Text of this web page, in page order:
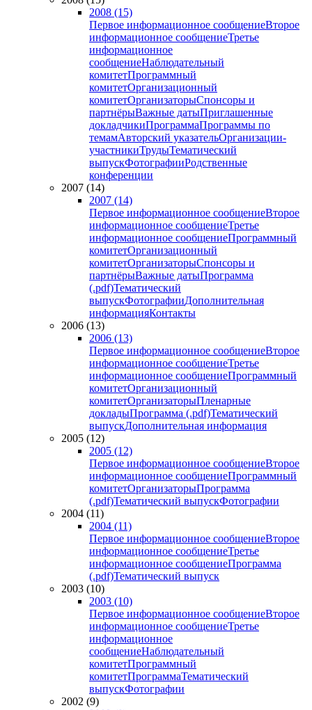
2008 (15)
Первое информационное сообщениеВторое
информационное сообщениеТретье
информационное
сообщениеНаблюдательный
комитетПрограммный
комитетОрганизационный
комитетОрганизаторыСпонсоры и
партнёрыВажные датыПриглашенные
докладчикиПрограммаПрограммы по
темамАвторский указательОрганизации-
участникиТрудыТематический
выпускФотографииРодственные
конференции
2007 (14)
2007 (14)
Первое информационное сообщениеВторое
информационное сообщениеТретье
информационное сообщениеПрограммный
комитетОрганизационный
комитетОрганизаторыСпонсоры и
партнёрыВажные датыПрограмма
(.pdf)Тематический
выпускФотографииДополнительная
информацияКонтакты
2006 (13)
2006 (13)
Первое информационное сообщениеВторое
информационное сообщениеТретье
информационное сообщениеПрограммный
комитетОрганизационный
комитетОрганизаторыПленарные
докладыПрограмма (.pdf)Тематический
выпускДополнительная информация
2005 (12)
2005 (12)
Первое информационное сообщениеВторое
информационное сообщениеПрограммный
комитетОрганизаторыПрограмма
(.pdf)Тематический выпускФотографии
2004 (11)
2004 (11)
Первое информационное сообщениеВторое
информационное сообщениеТретье
информационное сообщениеПрограмма
(.pdf)Тематический выпуск
2003 (10)
2003 (10)
Первое информационное сообщениеВторое
информационное сообщениеТретье
информационное
сообщениеНаблюдательный
комитетПрограммный
комитетПрограммаТематический
выпускФотографии
2002 (9)